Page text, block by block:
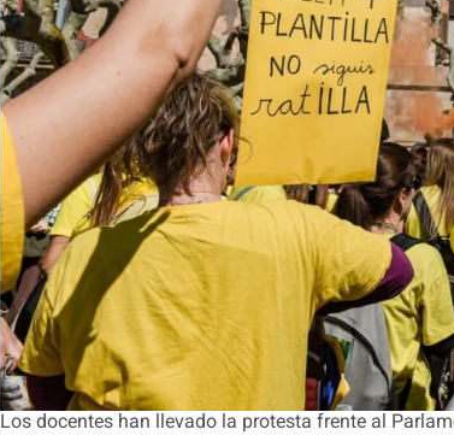
Los docentes han llevado la protesta frente al